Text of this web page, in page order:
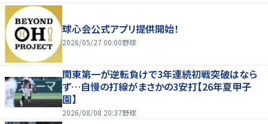
球心会公式アプリ提供開始！
2026/05/27 00:00野球
関東第一が逆転負けで3年連続初戦突破はなら
ず…自慢の打線がまさかの3安打【26年夏甲子
園】
2026/08/08 20:37野球